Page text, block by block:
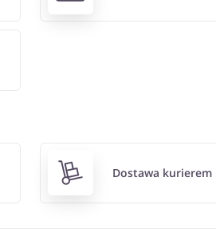
Dostawa kurierem